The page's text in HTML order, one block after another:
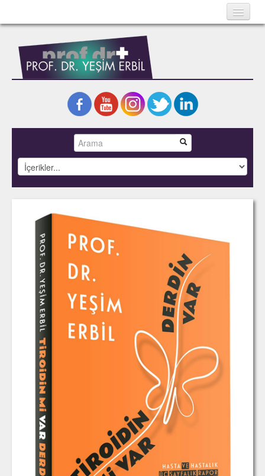
Hakkında
Bilimsel Yazılar
Projeler
Fotoğraflar
Basında Yeşim Erbil
İletişim
English